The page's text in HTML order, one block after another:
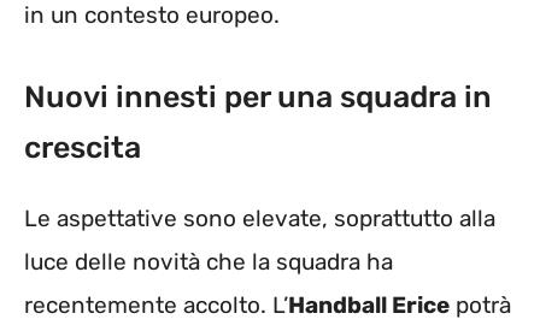
in un contesto europeo.
Nuovi innesti per una squadra in
crescita
Le aspettative sono elevate, soprattutto alla
luce delle novità che la squadra ha
recentemente accolto. L’Handball Erice potrà